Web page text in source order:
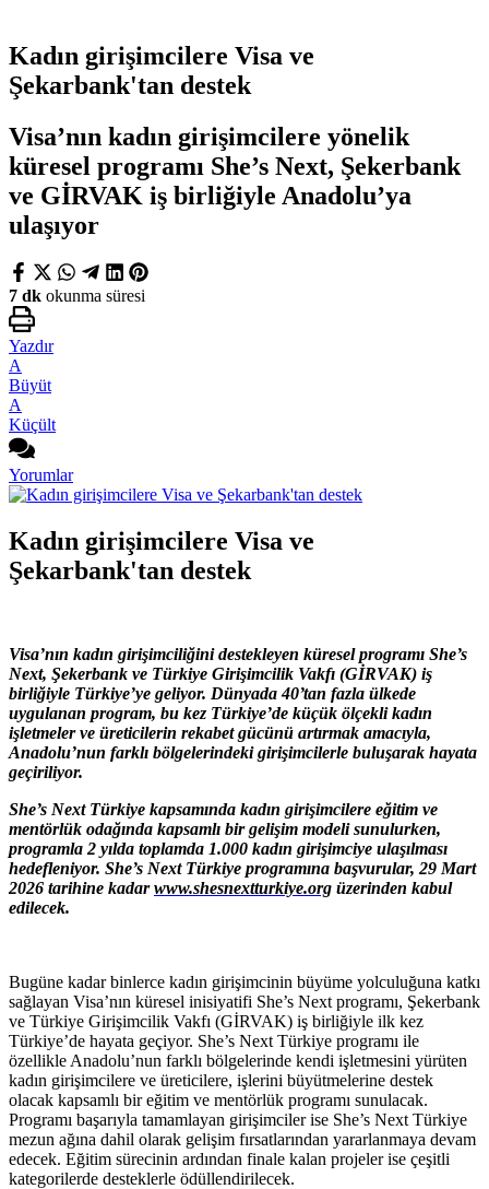
Kadın girişimcilere Visa ve
Şekarbank'tan destek
Visa’nın kadın girişimcilere yönelik
küresel programı She’s Next, Şekerbank
ve GİRVAK iş birliğiyle Anadolu’ya
ulaşıyor
7 dk okunma süresi
Yazdır
A
Büyüt
A
Küçült
Yorumlar
Kadın girişimcilere Visa ve
Şekarbank'tan destek
Visa’nın kadın girişimciliğini destekleyen küresel programı She’s
Next, Şekerbank ve Türkiye Girişimcilik Vakfı (GİRVAK) iş
birliğiyle Türkiye’ye geliyor. Dünyada 40’tan fazla ülkede
uygulanan program, bu kez Türkiye’de küçük ölçekli kadın
işletmeler ve üreticilerin rekabet gücünü artırmak amacıyla,
Anadolu’nun farklı bölgelerindeki girişimcilerle buluşarak hayata
geçiriliyor.
She’s Next Türkiye kapsamında kadın girişimcilere eğitim ve
mentörlük odağında kapsamlı bir gelişim modeli sunulurken,
programla 2 yılda toplamda 1.000 kadın girişimciye ulaşılması
hedefleniyor. She’s Next Türkiye programına başvurular, 29 Mart
2026 tarihine kadarwww.shesnextturkiye.org üzerinden kabul
edilecek.
Bugüne kadar binlerce kadın girişimcinin büyüme yolculuğuna katkı
sağlayan Visa’nın küresel inisiyatifi She’s Next programı, Şekerbank
ve Türkiye Girişimcilik Vakfı (GİRVAK) iş birliğiyle ilk kez
Türkiye’de hayata geçiyor. She’s Next Türkiye programı ile
özellikle Anadolu’nun farklı bölgelerinde kendi işletmesini yürüten
kadın girişimcilere ve üreticilere, işlerini büyütmelerine destek
olacak kapsamlı bir eğitim ve mentörlük programı sunulacak.
Programı başarıyla tamamlayan girişimciler ise She’s Next Türkiye
mezun ağına dahil olarak gelişim fırsatlarından yararlanmaya devam
edecek. Eğitim sürecinin ardından finale kalan projeler ise çeşitli
kategorilerde desteklerle ödüllendirilecek.